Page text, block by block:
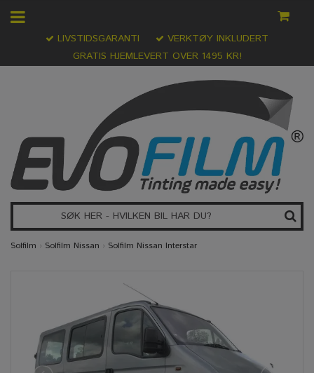
GRATIS HJEMLEVERT OVER 1495 KR!
LIVSTIDSGARANTI VERKTØY INKLUDERT
Solfilm › Solfilm Nissan › Solfilm Nissan Interstar